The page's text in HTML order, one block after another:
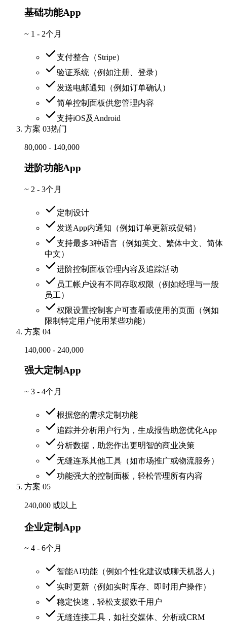
基础功能App
~ 1 - 2个月
支付整合（Stripe）
验证系统（例如注册、登录）
发送电邮通知（例如订单确认）
简单控制面板供您管理内容
支持iOS及Android
方案 03热门
80,000 - 140,000
进阶功能App
~ 2 - 3个月
定制设计
发送App内通知（例如订单更新或促销）
支持最多3种语言（例如英文、繁体中文、简体
中文）
进阶控制面板管理内容及追踪活动
员工帐户设有不同存取权限（例如经理与一般
员工）
权限设置控制客户可查看或使用的页面（例如
限制特定用户使用某些功能）
方案 04
140,000 - 240,000
强大定制App
~ 3 - 4个月
根据您的需求定制功能
追踪并分析用户行为，生成报告助您优化App
分析数据，助您作出更明智的商业决策
无缝连系其他工具（如市场推广或物流服务）
功能强大的控制面板，轻松管理所有内容
方案 05
240,000 或以上
企业定制App
~ 4 - 6个月
智能AI功能（例如个性化建议或聊天机器人）
实时更新（例如实时库存、即时用户操作）
稳定快速，轻松支援数千用户
无缝连接工具，如社交媒体、分析或CRM